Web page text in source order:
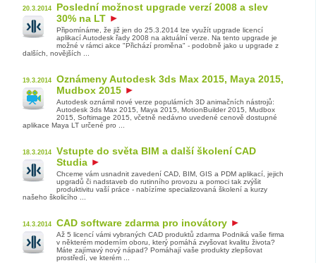
20.3.2014
Poslední možnost upgrade verzí 2008 a slev
30% na LT
Připomínáme, že již jen do 25.3.2014 lze využít upgrade licencí
aplikací Autodesk řady 2008 na aktuální verze. Na tento upgrade je
možné v rámci akce "Přichází proměna" - podobně jako u upgrade z
dalších, novějších ...
19.3.2014
Oznámeny Autodesk 3ds Max 2015, Maya 2015,
Mudbox 2015
Autodesk oznámil nové verze populárních 3D animačních nástrojů:
Autodesk 3ds Max 2015, Maya 2015, MotionBuilder 2015, Mudbox
2015, Softimage 2015, včetně nedávno uvedené cenově dostupné
aplikace Maya LT určené pro ...
18.3.2014
Vstupte do světa BIM a další školení CAD
Studia
Chceme vám usnadnit zavedení CAD, BIM, GIS a PDM aplikací, jejich
upgradů či nadstaveb do rutinního provozu a pomoci tak zvýšit
produktivitu vaší práce - nabízíme specializovaná školení a kurzy
našeho školicího ...
14.3.2014 CAD software zdarma pro inovátory
Až 5 licencí vámi vybraných CAD produktů zdarma Podniká vaše firma
v některém moderním oboru, který pomáhá zvyšovat kvalitu života?
Máte zajímavý nový nápad? Pomáhají vaše produkty zlepšovat
prostředí, ve kterém ...